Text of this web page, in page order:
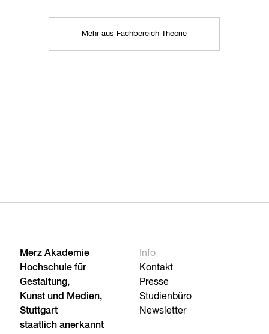
Mehr aus Fachbereich Theorie
Merz Akademie
Hochschule für
Gestaltung,
Kunst und Medien,
Stuttgart
staatlich anerkannt
Info
Kontakt
Presse
Studienbüro
Newsletter